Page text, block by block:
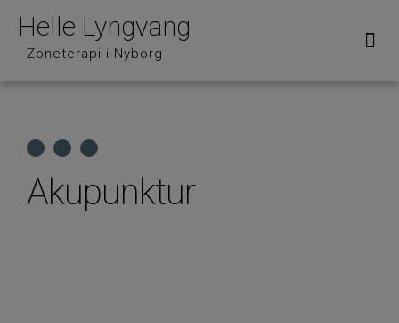
Helle Lyngvang
- Zoneterapi i Nyborg
Akupunktur